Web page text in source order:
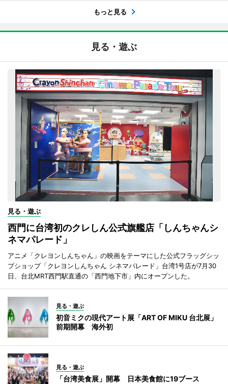
もっと見る
見る・遊ぶ
見る・遊ぶ
西門に台湾初のクレしん公式旗艦店「しんちゃんシ
ネマパレード」
アニメ「クレヨンしんちゃん」の映画をテーマにした公式フラッグシッ
プショップ「クレヨンしんちゃん シネマパレード」台湾1号店が7月30
日、台北MRT西門駅直通の「西門地下市」内にオープンした。
見る・遊ぶ
初音ミクの現代アート展「ART OF MIKU 台北展」
前期開幕 海外初
見る・遊ぶ
「台湾美食展」開幕 日本美食館に19ブース